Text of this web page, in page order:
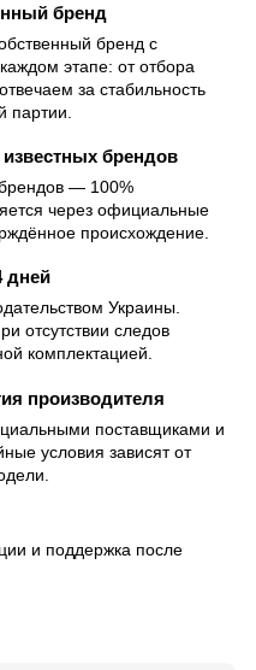
бренд
бренд с
этапе: от отбора
за стабильность
партии.
брендов
— 100%
через официальные
происхождение.
дней
Украины.
отсутствии следов
комплектацией.
производителя
поставщиками и
условия зависят от
и поддержка после